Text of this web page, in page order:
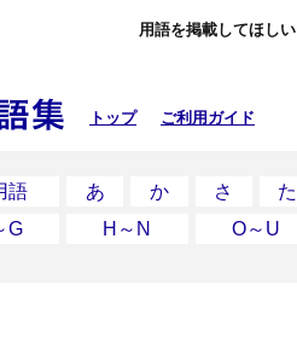
用語を掲載してほしい
トップ ご利用ガイド
語 あ か さ た
G
H～N O～U